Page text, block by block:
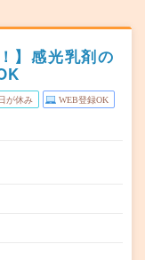
】感光乳剤の
が休み WEB登録OK